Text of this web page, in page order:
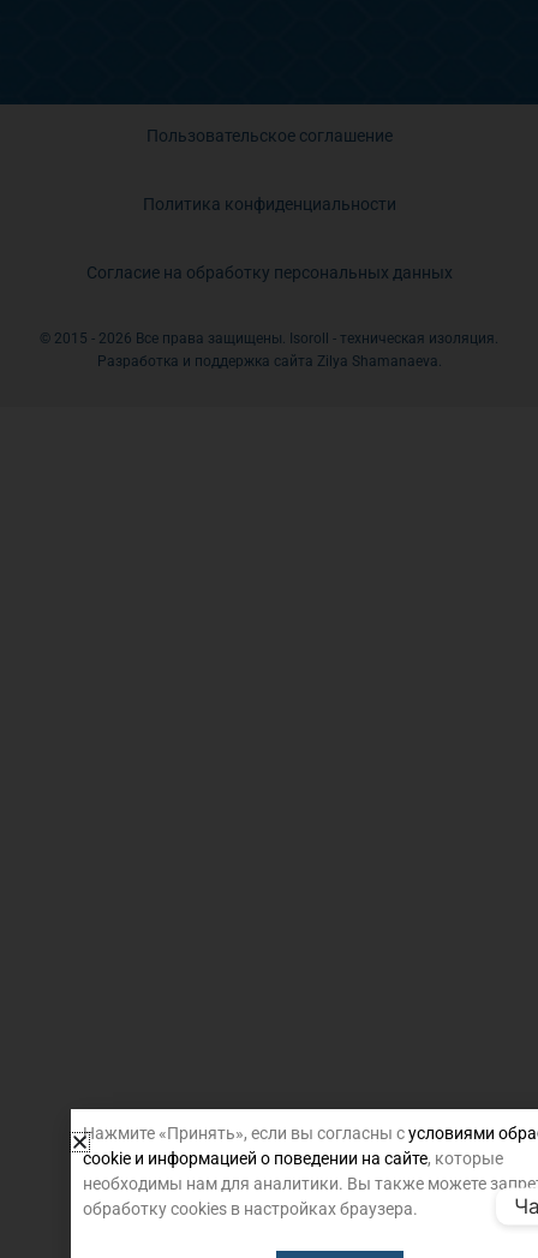
Пользовательское соглашение
Политика конфиденциальности
Согласие на обработку персональных данных
© 2015 - 2026 Все права защищены. Isoroll - техническая изоляция.
Разработка и поддержка сайта Zilya Shamanaeva.
Нажмите «Принять», если вы согласны сусловиями
cookie и информацией о поведении на сайте, которые
необходимы нам для аналитики. Вы также можете
обработку cookies в настройках браузера.